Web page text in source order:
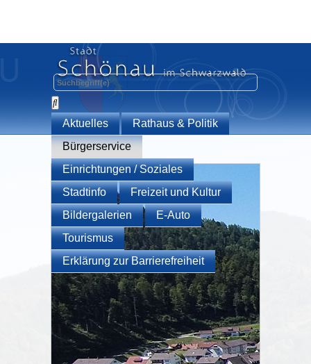
Aktuelles
Rathaus & Politik
Bürgerservice
Einrichtungen / Soziales
Stadtinfo
Freizeit und Kultur
Bildergalerien
E-Auto
Tourismus
Erklärung zur Barrierefreiheit